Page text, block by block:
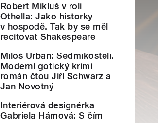
Robert Mikluš v roli
Othella: Jako historky
v hospodě. Tak by se měl
recitovat Shakespeare
Miloš Urban: Sedmikostelí.
Moderní gotický krimi
román čtou Jiří Schwarz a
Jan Novotný
Interiérová designérka
Gabriela Hámová: S čím